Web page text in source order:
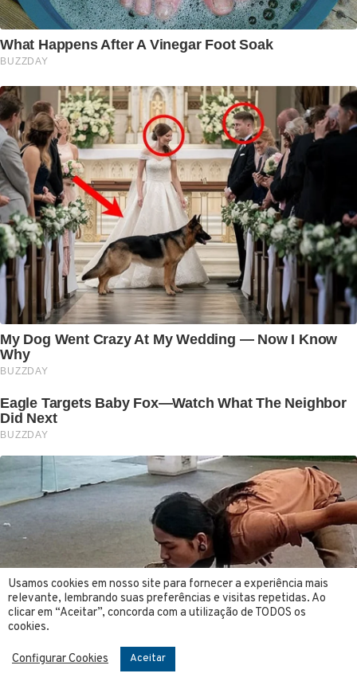
Usamos cookies em nosso site para fornecer a experiência mais
relevante, lembrando suas preferências e visitas repetidas. Ao
clicar em “Aceitar”, concorda com a utilização de TODOS os
cookies.
Configurar Cookies Aceitar